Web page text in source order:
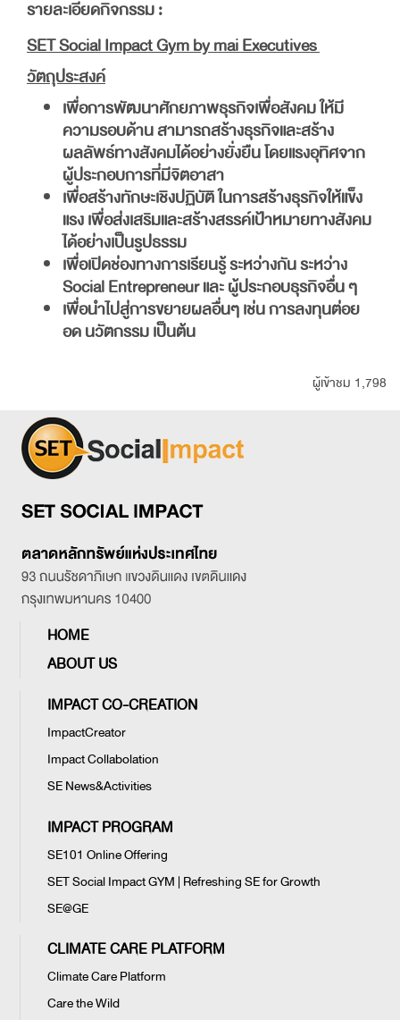
รายละเอียดกิจกรรม :
SET Social Impact Gym by mai Executives
วัตถุประสงค์
เพื่อการพัฒนาศักยภาพธุรกิจเพื่อสังคม ให้มี
ความรอบด้าน สามารถสร้างธุรกิจและสร้าง
ผลลัพธ์ทางสังคมได้อย่างยั่งยืน โดยแรงอุทิศจาก
ผู้ประกอบการที่มีจิตอาสา
เพื่อสร้างทักษะเชิงปฏิบัติ ในการสร้างธุรกิจให้แข็ง
แรง เพื่อส่งเสริมและสร้างสรรค์เป้าหมายทางสังคม
ได้อย่างเป็นรูปธรรม
เพื่อเปิดช่องทางการเรียนรู้ ระหว่างกัน ระหว่าง
Social Entrepreneurและ ผู้ประกอบธุรกิจอื่น ๆ
เพื่อนำไปสู่การขยายผลอื่นๆ เช่น การลงทุนต่อย
อด นวัตกรรม เป็นต้น
ผู้เข้าชม 1,798
HOME
ABOUT US
IMPACT CO-CREATION
ImpactCreator
Impact Collabolation
SE News&Activities
IMPACT PROGRAM
SE101 Online Offering
SET Social Impact GYM | Refreshing SE for Growth
SE@GE
CLIMATE CARE PLATFORM
Climate Care Platform
Care the Wild